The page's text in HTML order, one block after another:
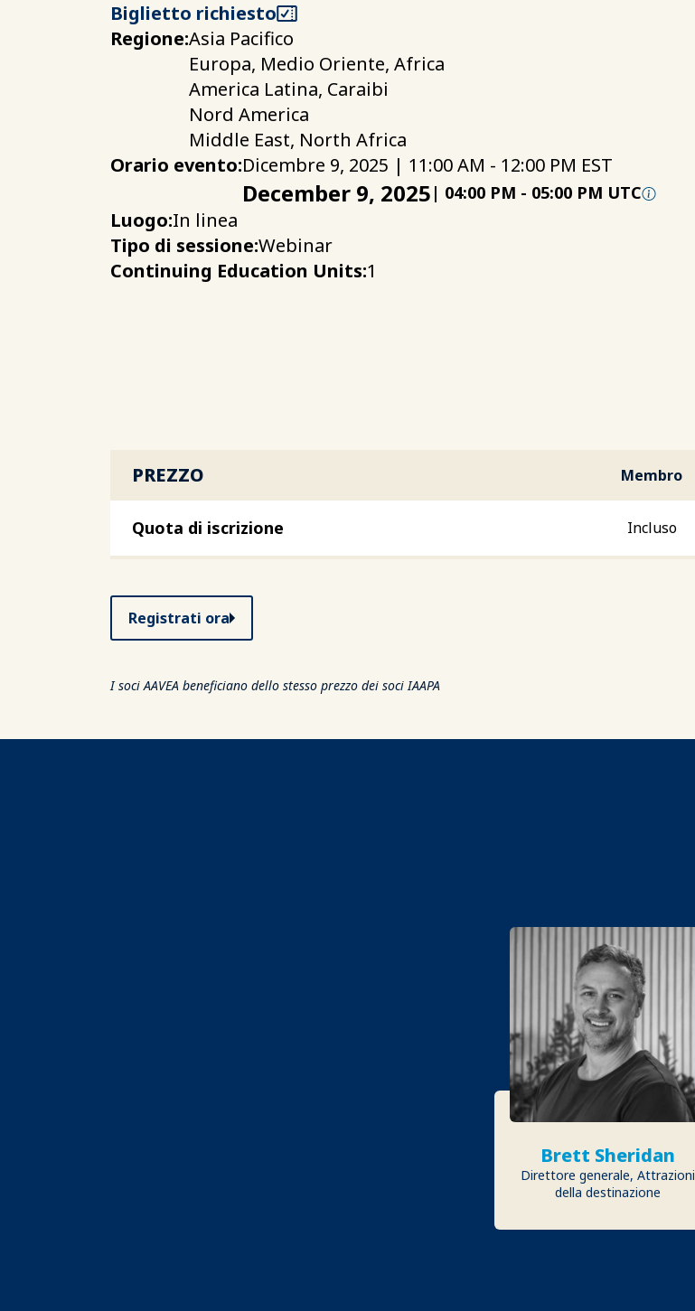
Biglietto richiesto
Regione:Asia Pacifico
Europa, Medio Oriente, Africa
America Latina, Caraibi
Nord America
Middle East, North Africa
Orario evento:Dicembre 9, 2025 | 11:00 AM - 12:00 PM EST
December 9, 2025 | 04:00 PM - 05:00 PM UTC
Luogo:In linea
Tipo di sessione:Webinar
Continuing Education Units:1
PREZZO Membro
Quota di iscrizione Incluso
Registrati ora
I soci AAVEA beneficiano dello stesso prezzo dei soci IAAPA
Brett Sheridan
Direttore generale, Attrazioni
della destinazione